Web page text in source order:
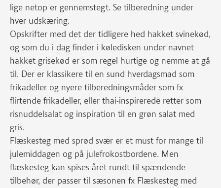
lige netop er gennemstegt. Se tilberedning under
hver udskæring.
Opskrifter med det der tidligere hed hakket svinekød,
og som du i dag finder i køledisken under navnet
hakket grisekød er som regel hurtige og nemme at gå
til. Der er klassikere til en sund hverdagsmad som
frikadeller og nyere tilberedningsmåder som fx
flirtende frikadeller, eller thai-inspirerede retter som
risnuddelsalat og inspiration til en grøn salat med
gris.
Flæskesteg med sprød svær er et must for mange til
julemiddagen og på julefrokostbordene. Men
flæskesteg kan spises året rundt til spændende
tilbehør, der passer til sæsonen fx Flæskesteg med